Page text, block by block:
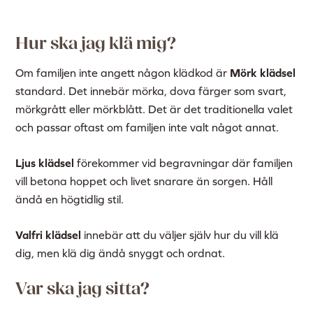
Hur ska jag klä mig?
Om familjen inte angett någon klädkod är Mörk klädsel
standard. Det innebär mörka, dova färger som svart,
mörkgrått eller mörkblått. Det är det traditionella valet
och passar oftast om familjen inte valt något annat.
Ljus klädsel förekommer vid begravningar där familjen
vill betona hoppet och livet snarare än sorgen. Håll
ändå en högtidlig stil.
Valfri klädsel innebär att du väljer själv hur du vill klä
dig, men klä dig ändå snyggt och ordnat.
Var ska jag sitta?